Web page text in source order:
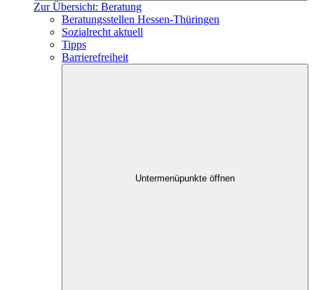
Zur Übersicht: Beratung
Beratungsstellen Hessen-Thüringen
Sozialrecht aktuell
Tipps
Barrierefreiheit
Untermenüpunkte öffnen